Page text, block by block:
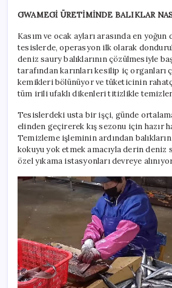
GWAMEGİ ÜRETİMİNDE BALIKLAR
Kasım ve ocak ayları arasında en
tesislerde, operasyon ilk olarak
deniz saury balıklarının çözülmesiyle
tarafından karınları kesilip iç organları
kemikleri bölünüyor ve tüketicinin
tüm irili ufaklı dikenleri titizlikle
Tesislerdeki usta bir işçi, günde
elinden geçirerek kış sezonu için hazır
Temizleme işleminin ardından
kokuyu yok etmek amacıyla derin deniz
özel yıkama istasyonları devreye